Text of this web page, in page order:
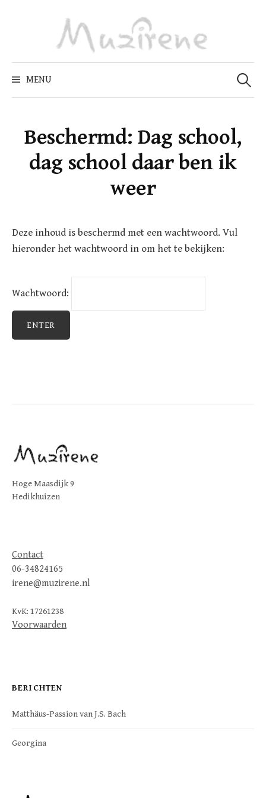
MENU
Zoeken
naar:
Beschermd: Dag school,
dag school daar ben ik
weer
Deze inhoud is beschermd met een wachtwoord. Vul
hieronder het wachtwoord in om het te bekijken:
Wachtwoord:
Hoge Maasdijk 9
Hedikhuizen
Contact
06-34824165
irene@muzirene.nl
KvK: 17261238
Voorwaarden
BERICHTEN
Matthäus-Passion van J.S. Bach
Georgina